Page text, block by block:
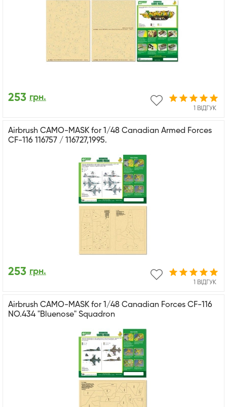
1 ВІДГУК
253 грн.
Airbrush CAMO-MASK for 1/48 Canadian Armed Forces
CF-116 116757 / 116727,1995.
1 ВІДГУК
253 грн.
Airbrush CAMO-MASK for 1/48 Canadian Forces CF-116
NO.434 "Bluenose" Squadron